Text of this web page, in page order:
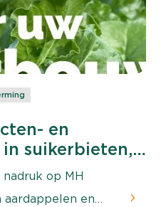
en
suikerbieten,
aardappelen
op MH
en